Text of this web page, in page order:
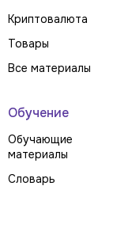
Криптовалюта
Товары
Все материалы
Обучение
Обучающие
материалы
Словарь